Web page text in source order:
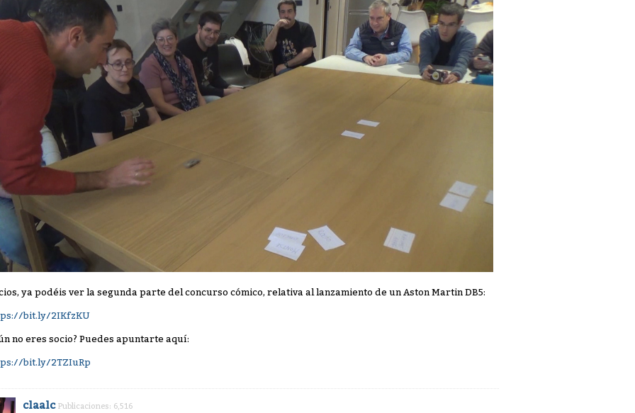
ya podéis ver la segunda parte del concurso cómico, relativa al lanzamiento de un Aston Martin DB5:
bit.ly/2IKfzKU
no eres socio? Puedes apuntarte aquí:
bit.ly/2TZIuRp
claalc Publicaciones: 6,516